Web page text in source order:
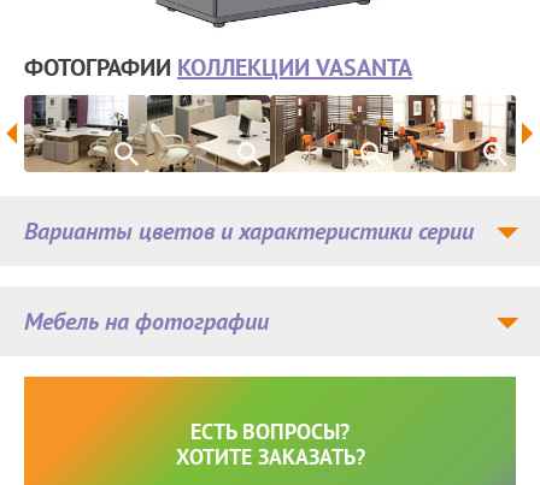
ФОТОГРАФИИ КОЛЛЕКЦИИ VASANTA
Мебель на фотографии
Варианты цветов и характеристики серии
ЕСТЬ ВОПРОСЫ?
ХОТИТЕ ЗАКАЗАТЬ?